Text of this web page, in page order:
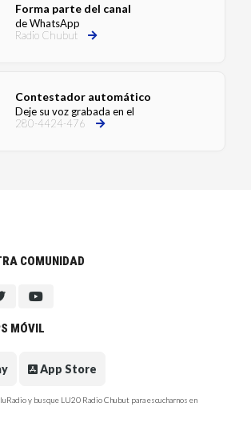
Forma parte del canal
de WhatsApp
Radio Chubut
Contestador automático
Deje su voz grabada en el
280-4424-476
COMUNIDAD
MÓVIL
App Store
y busque LU20 Radio Chubut para escucharnos en